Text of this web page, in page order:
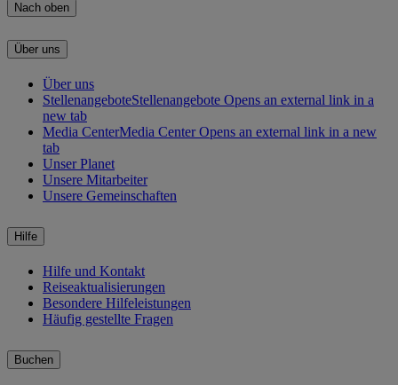
Nach oben
Über uns
Über uns
StellenangeboteStellenangebote Opens an external link in a
new tab
Media CenterMedia Center Opens an external link in a new
tab
Unser Planet
Unsere Mitarbeiter
Unsere Gemeinschaften
Hilfe
Hilfe und Kontakt
Reiseaktualisierungen
Besondere Hilfeleistungen
Häufig gestellte Fragen
Buchen